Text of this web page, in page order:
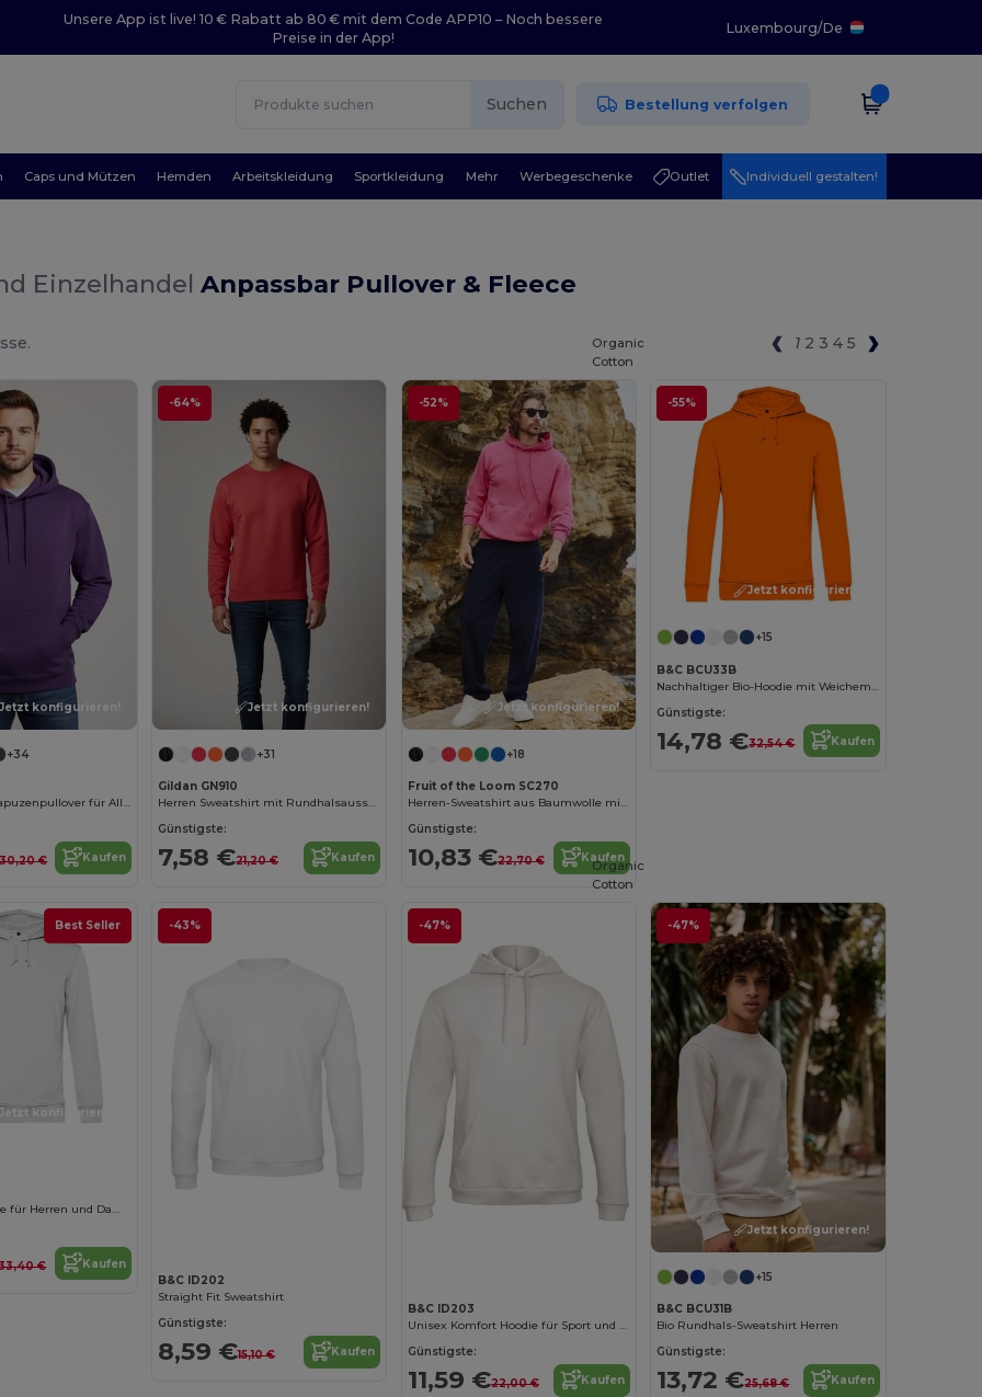
Unsere App ist live! 10 € Rabatt ab 80 € mit dem Code APP10 – Noch bessere
Preise in der App!
Luxembourg/De
Suchen Bestellung verfolgen
Caps und Mützen Hemden Arbeitskleidung Sportkleidung Mehr Werbegeschenke Outlet Individuell gestalten!
Einzelhandel Anpassbar Pullover & Fleece
1 2 3 4 5
konfigurieren!
+34
Gildan Unisex Kapuzenpullover für Alltag
30,20 € Kaufen
-64%
Jetzt konfigurieren!
+31
Gildan GN910
Herren Sweatshirt mit Rundhalsausschnitt
Günstigste:
7,58 €21,20 € Kaufen
-52%
Jetzt konfigurieren!
+18
Fruit of the Loom SC270
Herren-Sweatshirt aus Baumwolle mit Kapuze
Günstigste:
10,83 €22,70 € Kaufen
-55%
Organic
Cotton
Jetzt konfigurieren!
+15
B&C BCU33B
Nachhaltiger Bio-Hoodie mit Weichem Tragekomfort
Günstigste:
14,78 €32,54 € Kaufen
Best Seller
Jetzt konfigurieren!
Baumwoll Hoodie für Herren und Damen
€ Kaufen
-43%
B&C ID202
Straight Fit Sweatshirt
Günstigste:
8,59 €15,10 € Kaufen
-47%
B&C ID203
Unisex Komfort Hoodie für Sport und Freizeit
Günstigste:
11,59 €22,00 € Kaufen
-47%
Organic
Cotton
Jetzt konfigurieren!
+15
B&C BCU31B
Bio Rundhals-Sweatshirt Herren
Günstigste:
13,72 €25,68 € Kaufen